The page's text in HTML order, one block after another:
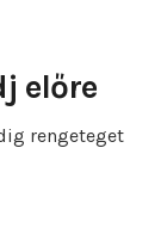
előre
rengeteget